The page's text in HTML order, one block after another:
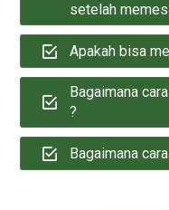
setelah
Apakah bisa
Bagaimana
?
Bagaimana